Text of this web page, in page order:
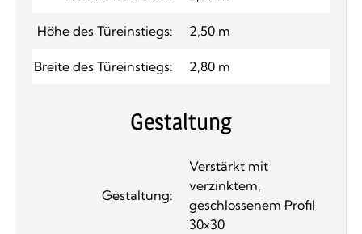
Höhe des Türeinstiegs: 2,50 m
Breite des Türeinstiegs: 2,80 m
Gestaltung
Gestaltung:
Verstärkt mit
verzinktem,
geschlossenem Profil
30×30